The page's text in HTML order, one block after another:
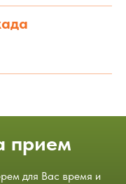
прием
для Вас время и